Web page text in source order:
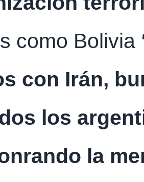
como Bolivia
con Irán,
los
la